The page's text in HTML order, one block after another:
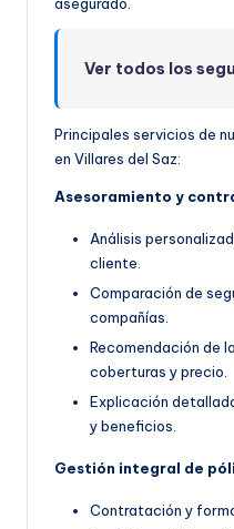
Ver todos los
Principales servicios de
en Villares del Saz:
Asesoramiento y
Análisis
cliente.
Comparación de
compañías.
Recomendación de
coberturas y precio.
Explicación
y beneficios.
Gestión integral de
Contratación y